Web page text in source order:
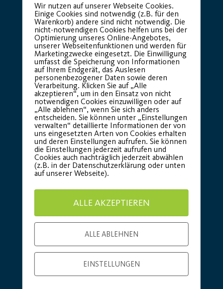
Premium Partner:
Wir nutzen auf unserer Webseite Cookies.
Einige Cookies sind notwendig (z.B. für den
Warenkorb) andere sind nicht notwendig. Die
nicht-notwendigen Cookies helfen uns bei der
Optimierung unseres Online-Angebotes,
unserer Webseitenfunktionen und werden für
Marketingzwecke eingesetzt. Die Einwilligung
umfasst die Speicherung von Informationen
auf Ihrem Endgerät, das Auslesen
personenbezogener Daten sowie deren
Verarbeitung. Klicken Sie auf „Alle
akzeptieren“, um in den Einsatz von nicht
notwendigen Cookies einzuwilligen oder auf
„Alle ablehnen“, wenn Sie sich anders
entscheiden. Sie können unter „Einstellungen
verwalten“ detaillierte Informationen der von
uns eingesetzten Arten von Cookies erhalten
und deren Einstellungen aufrufen. Sie können
die Einstellungen jederzeit aufrufen und
Cookies auch nachträglich jederzeit abwählen
(z.B. in der Datenschutzerklärung oder unten
auf unserer Webseite).
ALLE AKZEPTIEREN
ALLE ABLEHNEN
EINSTELLUNGEN